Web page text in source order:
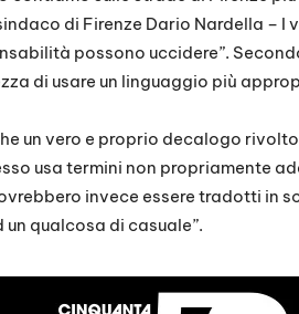
di Firenze Dario Nardella – I
possono uccidere”.
di usare un linguaggio più
un vero e proprio decalogo
usa termini non propriamente
invece essere tradotti in
qualcosa di casuale”.